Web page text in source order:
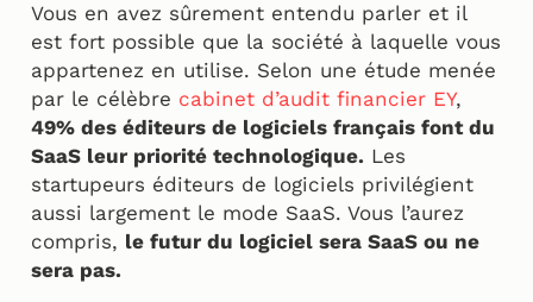
Vous en avez sûrement entendu parler et il
est fort possible que la société à laquelle vous
appartenez en utilise. Selon une étude menée
par le célèbre cabinet d’audit financier EY,
49% des éditeurs de logiciels français font du
SaaS leur priorité technologique. Les
startupeurs éditeurs de logiciels privilégient
aussi largement le mode SaaS. Vous l’aurez
compris, le futur du logiciel sera SaaS ou ne
sera pas.